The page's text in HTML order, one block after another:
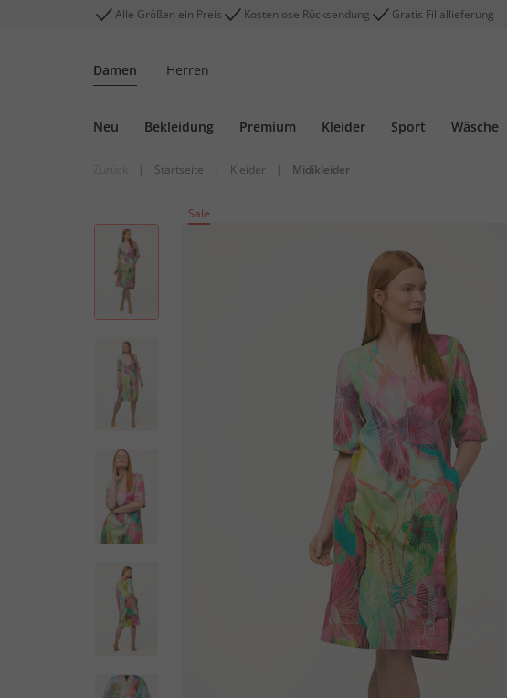
Alle Größen ein Preis Kostenlose Rücksendung Gratis Filiallieferung
Damen Herren
Neu Bekleidung Premium Kleider Sport Wäsche
| Startseite | Kleider | Midikleider
Sale